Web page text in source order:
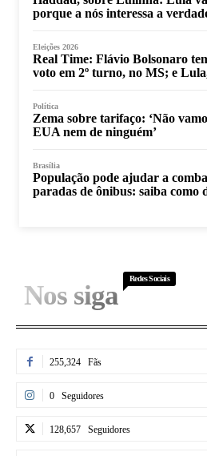
porque a nós interessa a
Eleições 2026
Real Time: Flávio Bolsonaro
voto em 2º turno, no MS; e
Política
Zema sobre tarifaço: ‘Não
EUA nem de ninguém’
Brasília
População pode ajudar a
paradas de ônibus: saiba como
Nos siga
Redes Sociais
255,324 Fãs
0 Seguidores
128,657 Seguidores